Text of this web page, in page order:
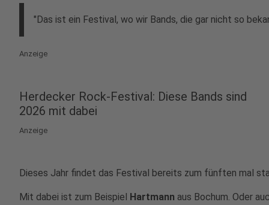
"Das ist ein Festival, wo wir Bands, die gar nicht so
Anzeige
Herdecker Rock-Festival: Diese Bands sind
2026 mit dabei
Anzeige
Dieses Jahr findet das Festival bereits zum fünften mal
Mit dabei ist zum Beispiel Hartmann aus Bochum. Oder